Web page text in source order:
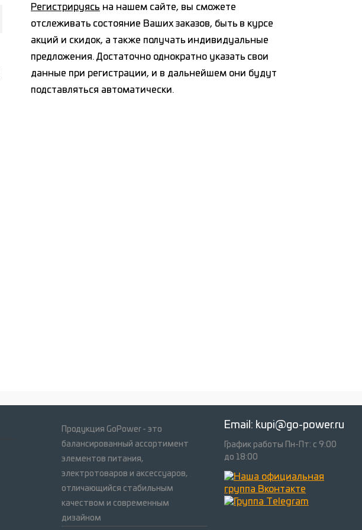
Регистрируясь на нашем сайте, вы сможете
отслеживать состояние Ваших заказов, быть в курсе
акций и скидок, а также получать индивидуальные
предложения. Достаточно однократно указать свои
данные при регистрации, и в дальнейшем они будут
подставляться автоматически.
Продукция GoPower - это
балансированный ассортимент
элементов питания,
электротоваров и аксессуаров,
отличающийся стабильным
качеством и современным
дизайном
Email: kupi@go-power.ru
График работы Пн-Пт: с 9:00
до 18:00